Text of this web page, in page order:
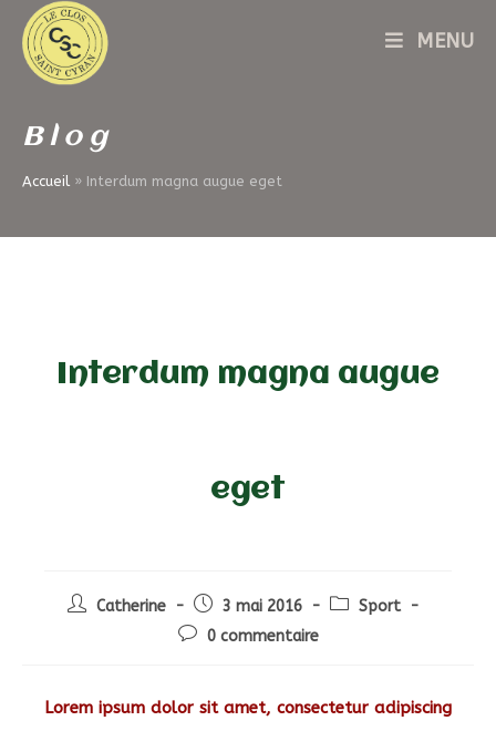
content
MENU
Blog
Accueil » Interdum magna augue eget
Interdum magna augue
eget
Auteur/autrice
Catherine
Post
published:
3 mai 2016
PostSport
Post0 commentaire
Lorem ipsum dolor sit amet, consectetur adipiscing